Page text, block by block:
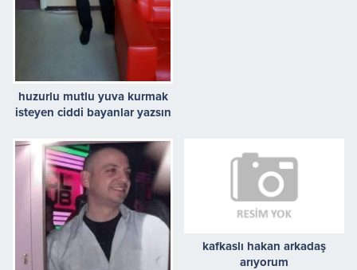
huzurlu mutlu yuva kurmak
isteyen ciddi bayanlar yazsın
kafkaslı hakan arkadaş
arıyorum